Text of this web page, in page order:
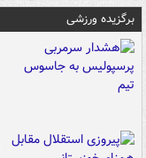
برگزیده ورزشی